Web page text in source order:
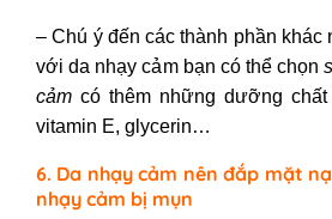
– Chú ý đến các thành phần khác
với da nhạy cảm bạn có thể chọn
cảm có thêm những dưỡng
vitamin E, glycerin…
6. Da nhạy cảm nên đắp mặt
nhạy cảm bị mụn